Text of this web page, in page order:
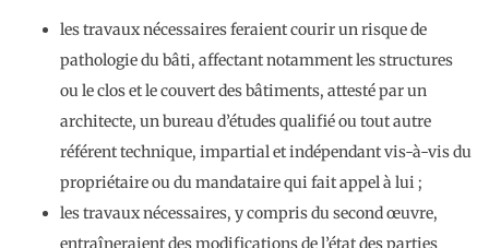
les travaux nécessaires feraient courir un risque de
pathologie du bâti, affectant notamment les structures
ou le clos et le couvert des bâtiments, attesté par un
architecte, un bureau d’études qualifié ou tout autre
référent technique, impartial et indépendant vis-à-vis du
propriétaire ou du mandataire qui fait appel à lui ;
les travaux nécessaires, y compris du second œuvre,
entraîneraient des modifications de l’état des parties